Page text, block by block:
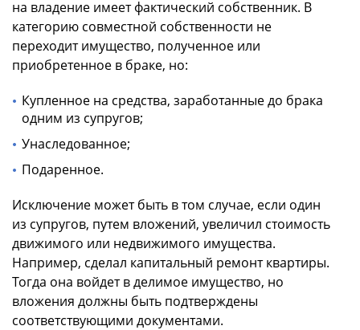
на владение имеет фактический собственник. В
категорию совместной собственности не
переходит имущество, полученное или
приобретенное в браке, но:
Купленное на средства, заработанные до брака
одним из супругов;
Унаследованное;
Подаренное.
Исключение может быть в том случае, если один
из супругов, путем вложений, увеличил стоимость
движимого или недвижимого имущества.
Например, сделал капитальный ремонт квартиры.
Тогда она войдет в делимое имущество, но
вложения должны быть подтверждены
соответствующими документами.